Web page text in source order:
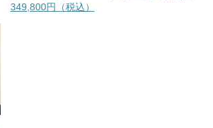
349,800円（税込）